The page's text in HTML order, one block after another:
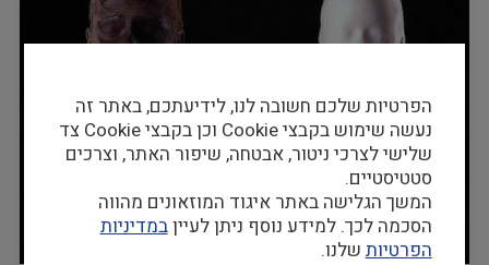
הפרטיות שלכם חשובה לנו, לידיעתכם, באתר זה
נעשה שימוש בקבצי Cookie וכן בקבצי Cookie צד
שלישי לצרכי ניטור, אבטחה, שיפור האתר, וצרכים
סטטיסטיים.
המשך הגלישה באתר איגוד המוזאונים מהווה
הסכמה לכך. למידע נוסף ניתן לעייןבמדיניות
הפרטיות שלנו.